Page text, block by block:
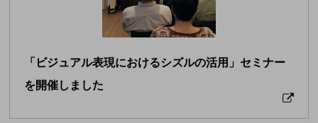
「ビジュアル表現におけるシズルの活用」セミナー
を開催しました